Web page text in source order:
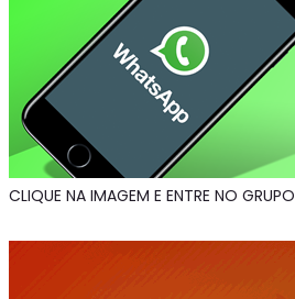
CLIQUE NA IMAGEM E ENTRE NO GRUPO